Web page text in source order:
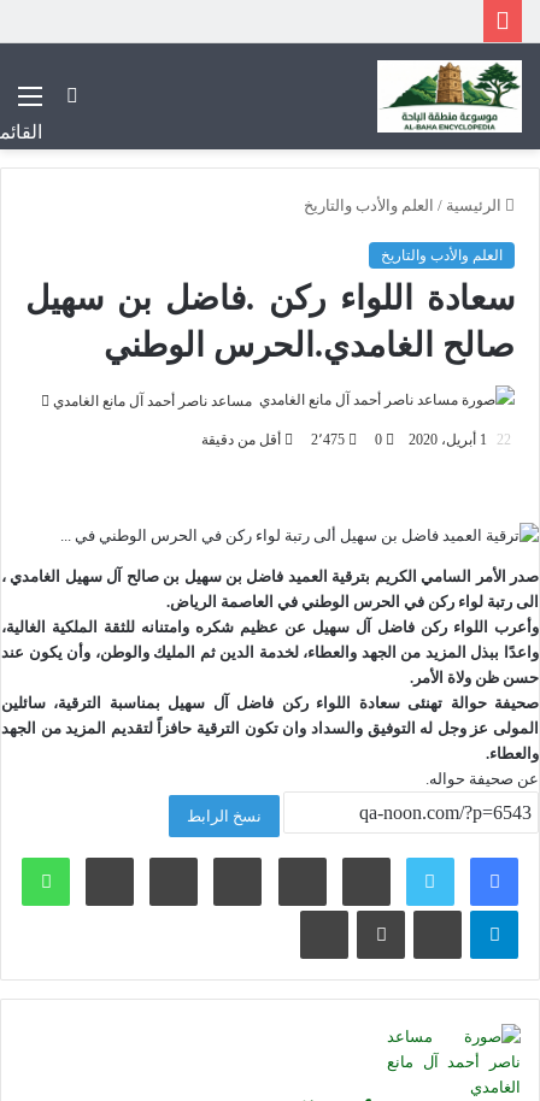
بحث
الرئيسية / العلم والأدب والتاريخ
العلم والأدب والتاريخ
سعادة اللواء ركن .فاضل بن سهيل
صالح الغامدي.الحرس الوطني
مساعد ناصر أحمد آل مانع الغامدي
1 أبريل، 2020 0 2٬475 أقل من دقيقة
صدر الأمر السامي الكريم بترقية العميد فاضل بن سهيل بن صالح آل سهيل الغامدي ،
الى رتبة لواء ركن في الحرس الوطني في العاصمة الرياض.
وأعرب اللواء ركن فاضل آل سهيل عن عظيم شكره وامتنانه للثقة الملكية الغالية،
واعدًا ببذل المزيد من الجهد والعطاء، لخدمة الدين ثم المليك والوطن، وأن يكون عند
حسن ظن ولاة الأمر.
صحيفة حوالة تهنئى سعادة اللواء ركن فاضل آل سهيل بمناسبة الترقية، سائلين
المولى عز وجل له التوفيق والسداد وان تكون الترقية حافزاً لتقديم المزيد من الجهد
والعطاء.
عن صحيفة حواله.
نسخ الرابط
لينكدإن ‏Tumblr بينتيريست
‏Reddit
‏VKontakte
تيلقرام ڤايبر مشاركة عبر البريد طباعة